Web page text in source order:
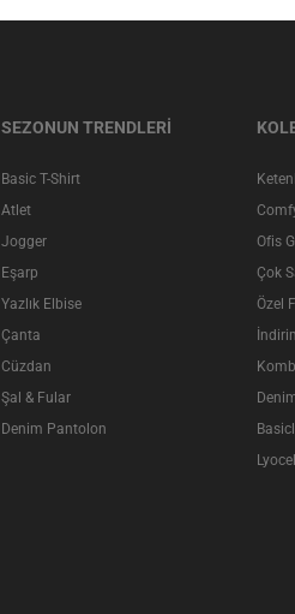
SEZONUN TRENDLERİ
Basic T-Shirt
Atlet
Jogger
Eşarp
Yazlık Elbise
Çanta
Cüzdan
Şal & Fular
Denim Pantolon
Ofis
Çok
Özel